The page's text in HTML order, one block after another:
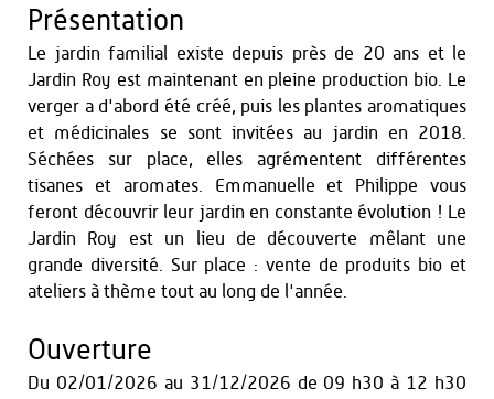
Présentation
Le jardin familial existe depuis près de 20 ans et le
Jardin Roy est maintenant en pleine production bio. Le
verger a d'abord été créé, puis les plantes aromatiques
et médicinales se sont invitées au jardin en 2018.
Séchées sur place, elles agrémentent différentes
tisanes et aromates. Emmanuelle et Philippe vous
feront découvrir leur jardin en constante évolution ! Le
Jardin Roy est un lieu de découverte mêlant une
grande diversité. Sur place : vente de produits bio et
ateliers à thème tout au long de l'année.
Ouverture
Du 02/01/2026 au 31/12/2026 de 09 h30 à 12 h30